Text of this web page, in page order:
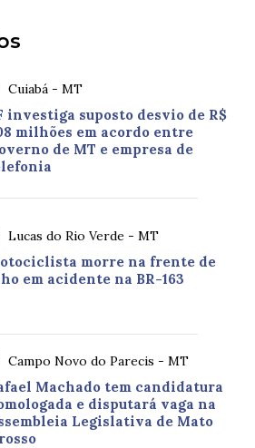
Cuiabá - MT
investiga suposto desvio de R$
milhões em acordo entre
de MT e empresa de
Lucas do Rio Verde - MT
morre na frente de
em acidente na BR-163
Campo Novo do Parecis - MT
Machado tem candidatura
e disputará vaga na
Legislativa de Mato